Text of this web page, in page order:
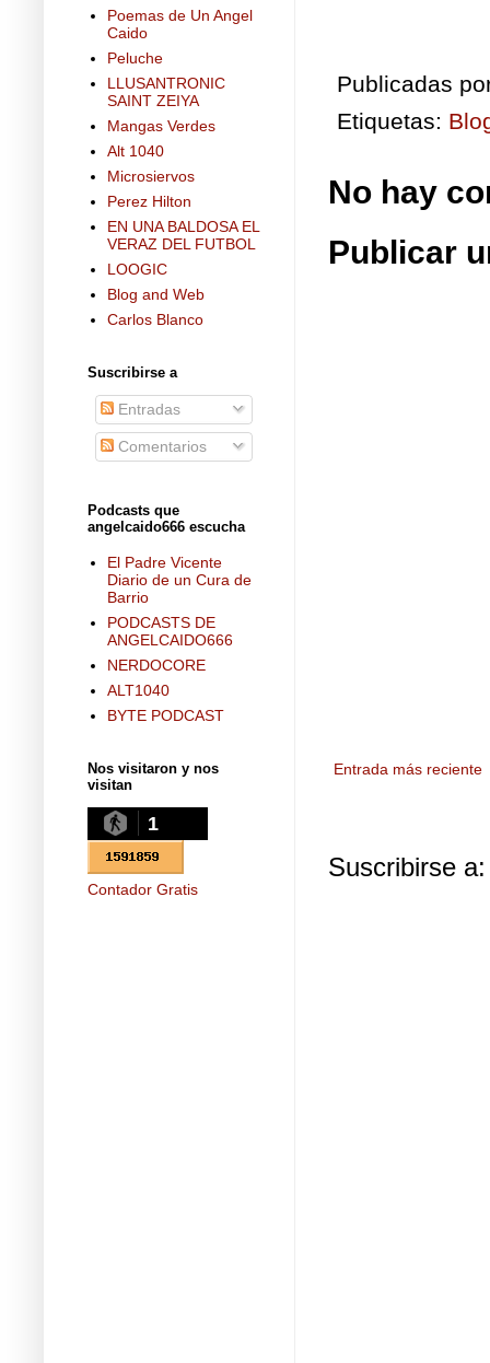
Publicadas
Etiquetas:
No hay
Publicar
Entrada más reciente
Suscribirse
Poemas de Un Angel
Caido
Peluche
LLUSANTRONIC
SAINT ZEIYA
Mangas Verdes
Alt 1040
Microsiervos
Perez Hilton
EN UNA BALDOSA EL
VERAZ DEL FUTBOL
LOOGIC
Blog and Web
Carlos Blanco
Suscribirse a
Entradas
Comentarios
Podcasts que
angelcaido666 escucha
El Padre Vicente
Diario de un Cura de
Barrio
PODCASTS DE
ANGELCAIDO666
NERDOCORE
ALT1040
BYTE PODCAST
Nos visitaron y nos
visitan
1
Contador Gratis